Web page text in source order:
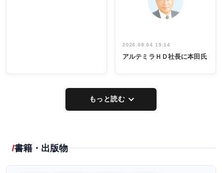
2026.08.04 15:14
アルテミラＨＤ社長に本田氏
もっと読む
書籍・出版物